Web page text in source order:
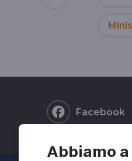
Abbiamo
Facebook